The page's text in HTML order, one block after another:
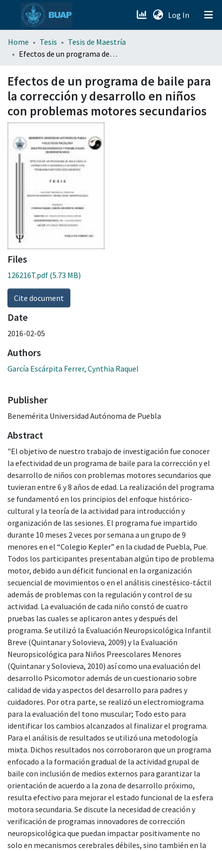
Log In (current)
menu.section.about_menu
Home Tesis
Tesis de Maestría
Efectos de un programa de baile para la corrección y desarrollo en niños con problemas motores secundarios
Efectos de un programa de baile para
la corrección y desarrollo en niños
con problemas motores secundarios
Files
126216T.pdf (5.73 MB)
Cite document
Date
2016-02-05
Authors
García Escárpita Ferrer, Cynthia Raquel
Publisher
Benemérita Universidad Autónoma de Puebla
Abstract
"El objetivo de nuestro trabajo de investigación fue conocer
la efectividad de un programa de baile para la corrección y el
desarrollo de niños con problemas motores secundarios que
tuvieran entre 6 y 8 años de edad. La realización del programa
se fundamentó en los principios del enfoque histórico-
cultural y la teoría de la actividad para introducción y
organización de las sesiones. El programa fue impartido
durante 10 meses 2 veces por semana a un grupo de 9
menores en el “Colegio Kepler” en la ciudad de Puebla, Pue.
Todos los participantes presentaban algún tipo de problema
motor, debido a un déficit funcional en la organización
secuencial de movimientos o en el análisis cinestésico-táctil
además de problemas con la regulación y control de su
actividad. La evaluación de cada niño constó de cuatro
pruebas las cuales se aplicaron antes y después del
programa. Se utilizó la Evaluación Neuropsicológica Infantil
Breve (Quintanar y Solovieva, 2009) y la Evaluación
Neuropsicológica para Niños Preescolares Menores
(Quintanar y Solovieva, 2010) así como una evaluación del
desarrollo Psicomotor además de un cuestionario sobre
calidad de vida y aspectos del desarrollo para padres y
cuidadores. Por otra parte, se realizó un electromiograma
para la evaluación del tono muscular; Todo esto para
identificar los cambios alcanzados al finalizar el programa.
Para el análisis de resultados se utilizó una metodología
mixta. Dichos resultados nos corroboraron que un programa
enfocado a la formación gradual de la actividad grupal de
baile con inclusión de medios externos para garantizar la
orientación de acuerdo a la zona de desarrollo próximo,
resulta efectivo para mejorar el estado funcional de la esfera
motora secundaria. Se discute la necesidad de creación y
verificación de programas innovadores de corrección
neuropsicológica que puedan impactar positivamente no
solo en mecanismos cerebrales débiles, sino también en la